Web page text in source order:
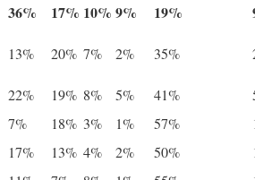
36% 17% 10% 9% 19%
13% 20% 7% 2% 35%
22% 19% 8% 5% 41%
7% 18% 3% 1% 57%
17% 13% 4% 2% 50%